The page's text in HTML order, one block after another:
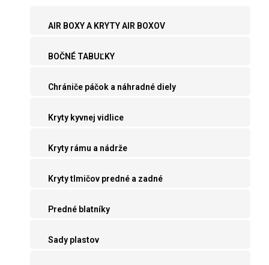
AIR BOXY A KRYTY AIR BOXOV
BOČNÉ TABUĽKY
Chrániče páčok a náhradné diely
Kryty kyvnej vidlice
Kryty rámu a nádrže
Kryty tlmičov predné a zadné
Predné blatníky
Sady plastov